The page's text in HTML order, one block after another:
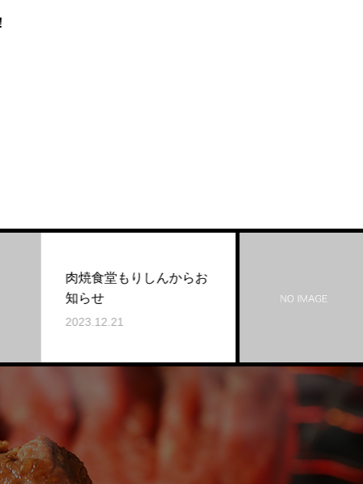
ご予約のお客様へ